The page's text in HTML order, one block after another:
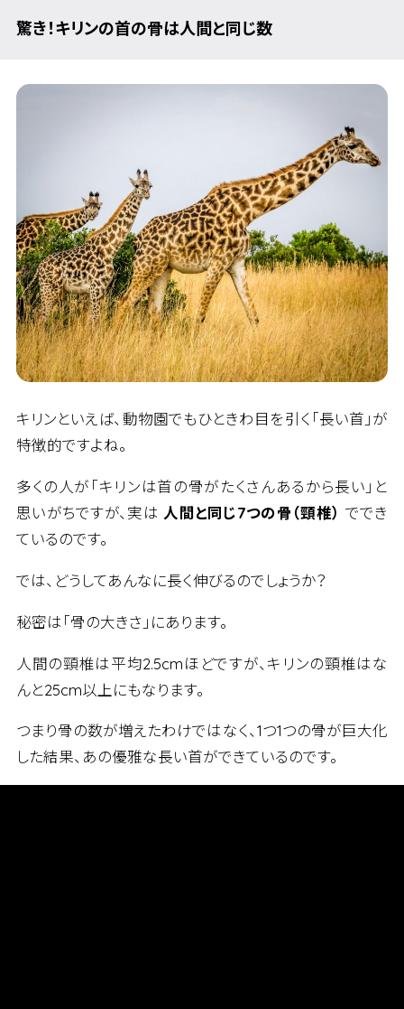
驚き！キリンの首の骨は人間と同じ数
キリンといえば、動物園でもひときわ目を引く「長い首」が
特徴的ですよね。
多くの人が「キリンは首の骨がたくさんあるから長い」と
思いがちですが、実は人間と同じ7つの骨（頸椎） ででき
ているのです。
では、どうしてあんなに長く伸びるのでしょうか？
秘密は「骨の大きさ」にあります。
人間の頸椎は平均2.5cmほどですが、キリンの頸椎はな
んと25cm以上にもなります。
つまり骨の数が増えたわけではなく、1つ1つの骨が巨大化
した結果、あの優雅な長い首ができているのです。